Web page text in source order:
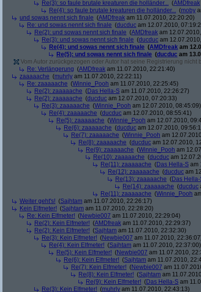
Re(3): so faule brutale kreaturen die holländer... (AMDfreak
Re(4): so faule brutale kreaturen die holländer... (moby
und sowas nennt sich finale (AMDfreak am 11.07.2010, 22:20:20)
Re: und sowas nennt sich finale (ducduc am 12.07.2010,
Re(2): und sowas nennt sich finale (AMDfreak am
Re(3): und sowas nennt sich finale (ducduc am
Re(4): und sowas nennt sich finale (AMDfreak am
Re(5): und sowas nennt sich finale (ducduc am
Vom Autor zurückgezogen oder Autor hat seine Registrierung nicht
Re: Verlängerung (AMDfreak am 11.07.2010, 22:21:40)
zaaaaache (muhrly am 11.07.2010, 22:22:11)
Re: zaaaaache (Winnie_Pooh am 11.07.2010, 22:25:45)
Re(2): zaaaaache (Das Hella-S am 11.07.2010, 22:26:27)
Re(2): zaaaaache (ducduc am 12.07.2010, 07:20:33)
Re(3): zaaaaache (Winnie_Pooh am 12.07.2010, 08:45:09)
Re(4): zaaaaache (ducduc am 12.07.2010, 08:55:41)
Re(5): zaaaaache (Winnie_Pooh am 12.07.2010,
Re(6): zaaaaache (ducduc am 12.07.2010,
Re(7): zaaaaache (Winnie_Pooh am
Re(8): zaaaaache (ducduc am 12.07.2010,
Re(9): zaaaaache (Winnie_Pooh am
Re(10): zaaaaache (ducduc am
Re(11): zaaaaache (Das Hella-S am
Re(12): zaaaaache (ducduc am
Re(13): zaaaaache (Das Hella-
Re(14): zaaaaache (ducduc
Re(11): zaaaaache (Winnie_Pooh
Weiter geht's! (Sajhtam am 11.07.2010, 22:26:17)
Kein Elfmeter! (Sajhtam am 11.07.2010, 22:28:20)
Re: Kein Elfmeter! (Newbie007 am 11.07.2010, 22:29:04)
Re(2): Kein Elfmeter! (AMDfreak am 11.07.2010, 22:29:37)
Re(2): Kein Elfmeter! (Sajhtam am 11.07.2010, 22:32:30)
Re(3): Kein Elfmeter! (Newbie007 am 11.07.2010,
Re(4): Kein Elfmeter! (Sajhtam am 11.07.2010, 22:37:00)
Re(5): Kein Elfmeter! (Newbie007 am 11.07.2010,
Re(6): Kein Elfmeter! (Sajhtam am 11.07.2010,
Re(7): Kein Elfmeter! (Newbie007 am
Re(8): Kein Elfmeter! (Sajhtam am
Re(9): Kein Elfmeter! (Das Hella-S am
Re(3): Kein Elfmeter! (muhrly am 11.07.2010, 22:43:13)